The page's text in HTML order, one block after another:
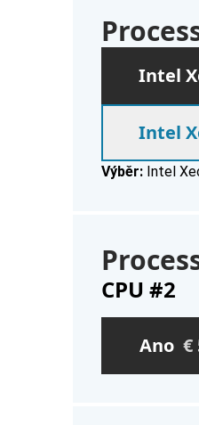
Intel
Intel
Výběr: Intel
Please
CPU #2
Ano €